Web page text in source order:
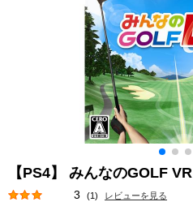
【PS4】 みんなのGOLF VR
3 (1) レビューを見る